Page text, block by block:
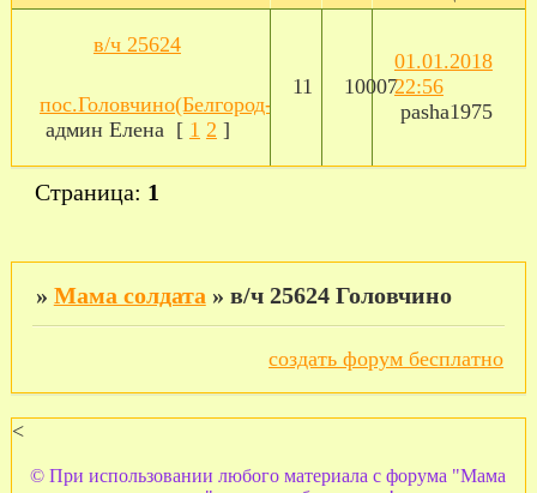
в/ч 25624
пос.Головчино(Белгород-22)
админ Елена [ 1 2 ]
11 10007
01.01.2018
22:56
pasha1975
Страница: 1
» Мама солдата » в/ч 25624 Головчино
создать форум бесплатно
<
© При использовании любого материала с форума "Мама